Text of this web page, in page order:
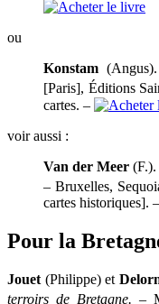
ou
Konstam
[Paris], Éditions
cartes. –
voir aussi :
Van der Meer (F.).
– Bruxelles,
cartes historiques]. –
Pour la
Jouet (Philippe) et
terroirs de Bretagne. –